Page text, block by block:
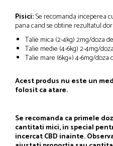
Pisici:Se recomanda inceperea
pana cand se obtine rezultatul
Talie mica (2-4kg) 2mg/doza
Talie medie (4-6kg) 2-4mg/
Talie mare (6kg+) 4-6mg/doza
Acest produs nu este un
folosit ca atare.
Se recomanda ca primele
cantitati mici, in special
incercat CBD inainte.